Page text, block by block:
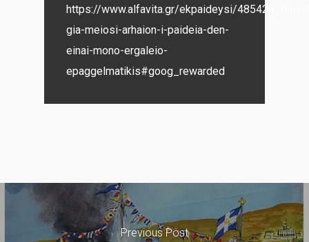
https://www.alfavita.gr/ekpaideysi/
gia-meiosi-arhaion-i-paideia-den-
einai-mono-ergaleio-
epaggelmatikis#goog_rewarded
Previous Post